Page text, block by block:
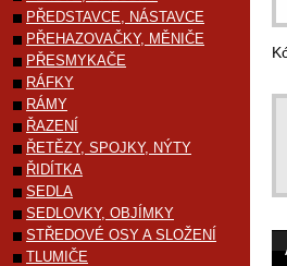
PŘEDSTAVCE, NÁSTAVCE
PŘEHAZOVAČKY, MĚNIČE
PŘESMYKAČE
RÁFKY
RÁMY
ŘAZENÍ
ŘETĚZY, SPOJKY, NÝTY
ŘIDÍTKA
SEDLA
SEDLOVKY, OBJÍMKY
STŘEDOVÉ OSY A SLOŽENÍ
TLUMIČE